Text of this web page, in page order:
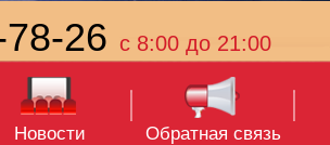
26 с 8:00 до 21:00
Новости Обратная связь